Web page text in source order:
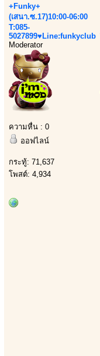
+Funky+
(เสนา.ซ.17)10:00-06:00
T:085-
5027899♥Line:funkyclub
Moderator
ความหื่น : 0
ออฟไลน์
กระทู้: 71,637
โพสต์: 4,934